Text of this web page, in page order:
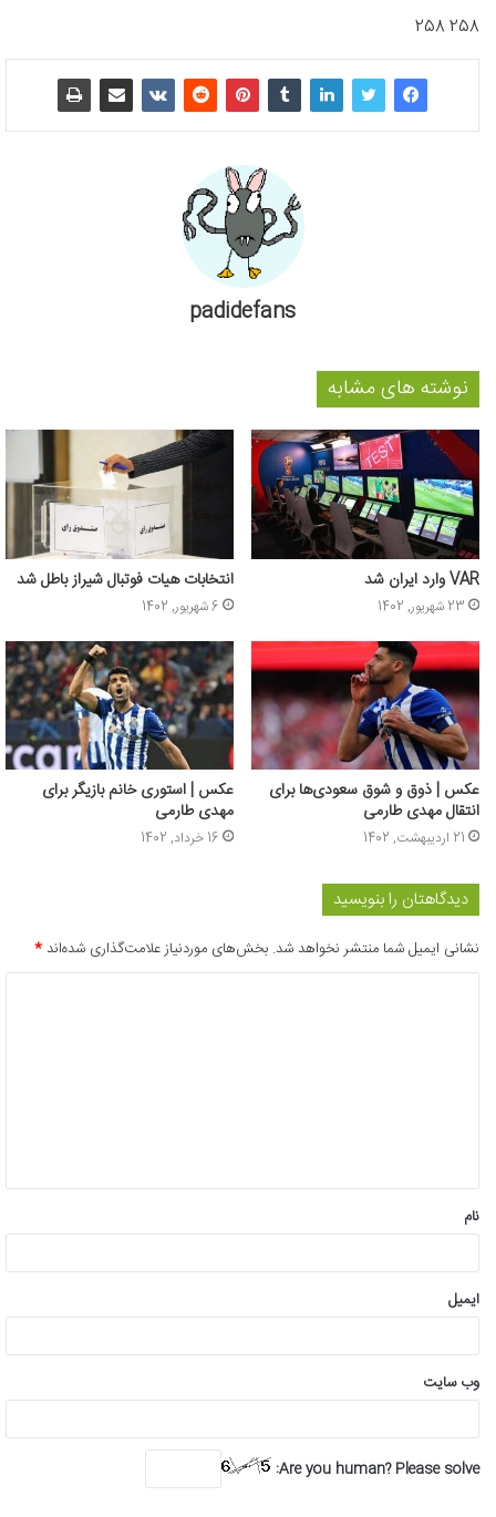
258 258
padidefans
نوشته های مشابه
VAR وارد ایران شد
23 شهریور, 1402
انتخابات هیات فوتبال شیراز باطل شد
6 شهریور, 1402
عکس | ذوق و شوق سعودی‌ها برای
انتقال مهدی طارمی
21 اردیبهشت, 1402
عکس | استوری خانم بازیگر برای
مهدی طارمی
16 خرداد, 1402
دیدگاهتان را بنویسید
نشانی ایمیل شما منتشر نخواهد شد. بخش‌های موردنیاز علامت‌گذاری شده‌اند*
*
نام
ایمیل
وب‌ سایت
Are you human? Please solve: